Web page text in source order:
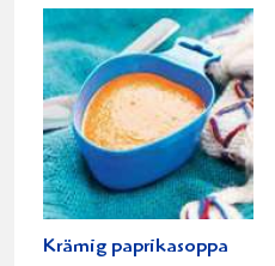
Krämig paprikasoppa